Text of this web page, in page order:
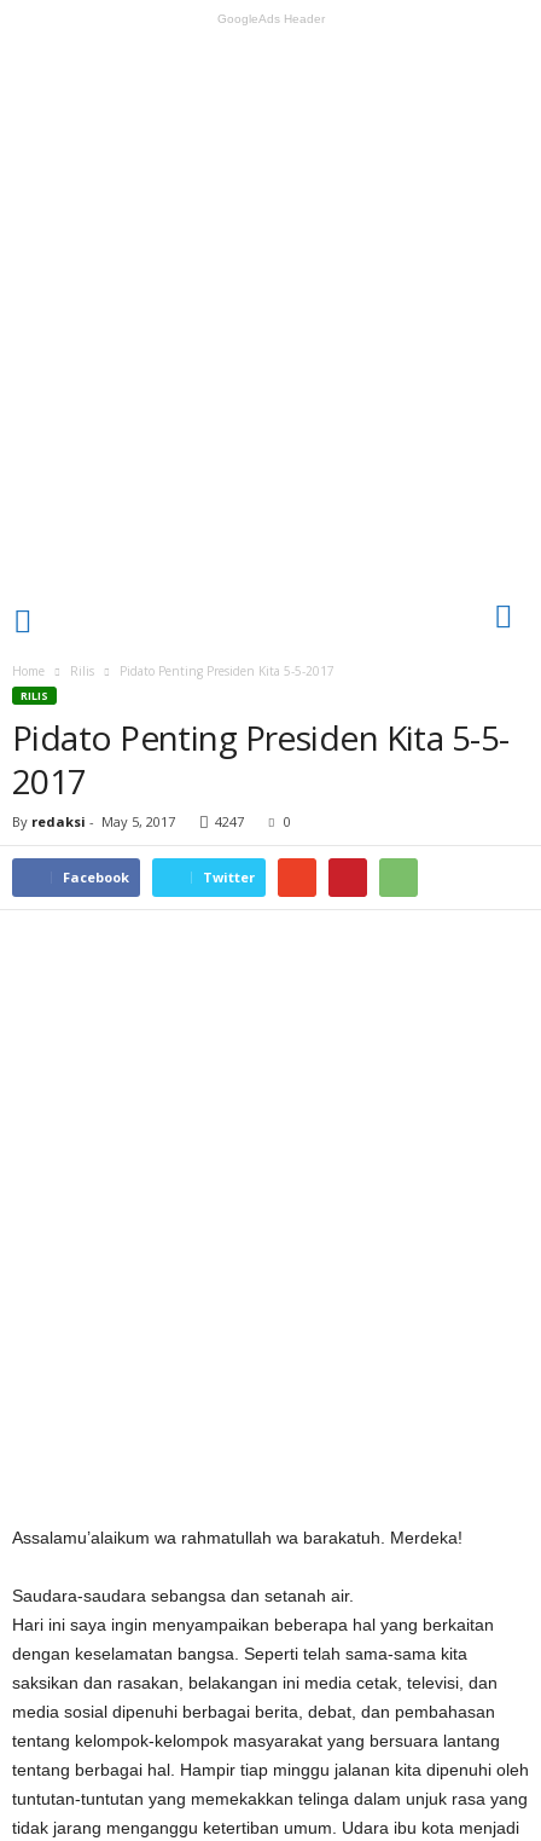
GoogleAds Header
Home Rilis ​Pidato Penting Presiden Kita 5-5-2017
RILIS
​Pidato Penting Presiden Kita 5-5-
2017
By redaksi - May 5, 2017 4247 0
Facebook Twitter
Assalamu’alaikum wa rahmatullah wa barakatuh. Merdeka!
Saudara-saudara sebangsa dan setanah air.
Hari ini saya ingin menyampaikan beberapa hal yang berkaitan
dengan keselamatan bangsa. Seperti telah sama-sama kita
saksikan dan rasakan, belakangan ini media cetak, televisi, dan
media sosial dipenuhi berbagai berita, debat, dan pembahasan
tentang kelompok-kelompok masyarakat yang bersuara lantang
tentang berbagai hal. Hampir tiap minggu jalanan kita dipenuhi oleh
tuntutan-tuntutan yang memekakkan telinga dalam unjuk rasa yang
tidak jarang menganggu ketertiban umum. Udara ibu kota menjadi